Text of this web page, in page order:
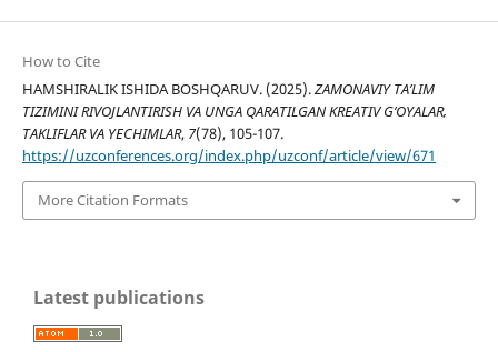
How to Cite
HAMSHIRALIK ISHIDA BOSHQARUV. (2025).ZAMONAVIY TA’LIM
TIZIMINI RIVOJLANTIRISH VA UNGA QARATILGAN KREATIV G’OYALAR,
TAKLIFLAR VA YECHIMLAR, 7(78), 105-107.
https://uzconferences.org/index.php/uzconf/article/view/671
More Citation Formats
Latest publications